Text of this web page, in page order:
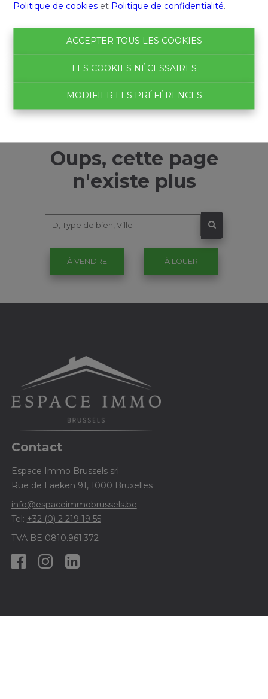
Politique de cookies et Politique de confidentialité.
ACCEPTER TOUS LES COOKIES
LES COOKIES NÉCESSAIRES
MODIFIER LES PRÉFÉRENCES
Oups, cette page
n'existe plus
À VENDRE À LOUER
Contact
Espace Immo Brussels srl
Rue de Laeken 91, 1000 Bruxelles
info@espaceimmobrussels.be
Tel: +32 (0) 2 219 19 55
TVA BE 0810.961.372